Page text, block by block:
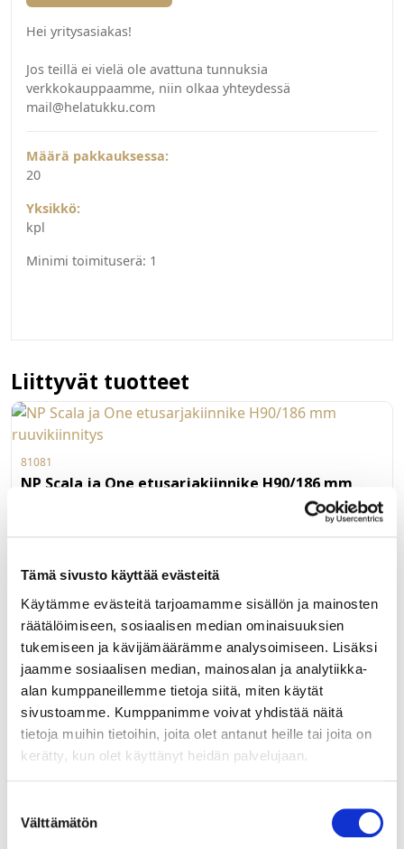
Tämä sivusto käyttää evästeitä
Käytämme evästeitä tarjoamamme sisällön ja mainosten
räätälöimiseen, sosiaalisen median ominaisuuksien
tukemiseen ja kävijämäärämme analysoimiseen. Lisäksi
jaamme sosiaalisen median, mainosalan ja analytiikka-
alan kumppaneillemme tietoja siitä, miten käytät
sivustoamme. Kumppanimme voivat yhdistää näitä
tietoja muihin tietoihin, joita olet antanut heille tai joita on
kerätty, kun olet käyttänyt heidän palvelujaan.
valinta
Välttämätön
Hei yritysasiakas!
Jos teillä ei vielä ole avattuna tunnuksia
verkkokauppaamme, niin olkaa yhteydessä
mail@helatukku.com
Määrä pakkauksessa:
20
Yksikkö:
kpl
Minimi toimituserä: 1
Liittyvät tuotteet
81081
NP Scala ja One etusarjakiinnike H90/186 mm
Grass Nova Pro (Scala ja One) -laatikon ruuvikinnitteinen
korkealle Scalan laatikolle tarvitaan myös lisäkiinnitin
G81084. Myydään kappaleittain. 100 kpl/ltk.
LUE LISÄÄ »
81082
NP Scala ja One etusarjakiinnike H90/186 mm
laajeneva käpytappi
lisäkiinnitin G81085. Myydään kappaleittain. 100 kpl/ltk.
LUE LISÄÄ »